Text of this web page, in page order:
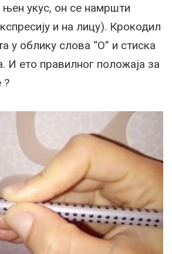
укус, он се намршти
и на лицу). Крокодил
у облику слова “О” и стиска
И ето правилног положаја за
?